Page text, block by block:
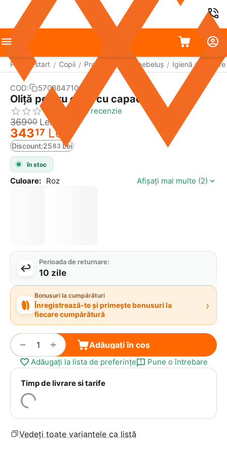
Pagina start / Copii / Produse pentru bebeluș / Igienă și îngrijire
Reducere 7%
COD: 570884710
Oliță pentru copii cu capac
Scrie o recenzie
34317 Lei
36900 Lei
Discount:2583 Lei
în stoc
Culoare: Roz Afișați mai multe (2)
Perioada de returnare:
10 zile
Bonusuri la cumpărături
Înregistrează-te și primește bonusuri la
fiecare cumpărătură
›
+
− Adăugați în coș
Adăugați la lista de preferințe Pune o întrebare
Timp de livrare si tarife
Vedeți toate variantele ca listă